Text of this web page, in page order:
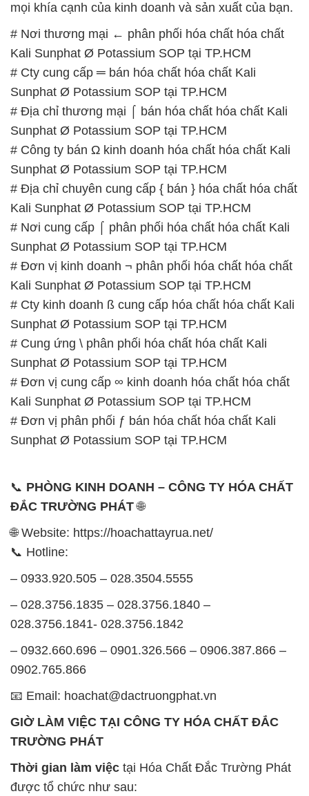
mọi khía cạnh của kinh doanh và sản xuất của bạn.
# Nơi thương mại ← phân phối hóa chất hóa chất
Kali Sunphat Ø Potassium SOP tại TP.HCM
# Cty cung cấp ═ bán hóa chất hóa chất Kali
Sunphat Ø Potassium SOP tại TP.HCM
# Địa chỉ thương mại ⌠ bán hóa chất hóa chất Kali
Sunphat Ø Potassium SOP tại TP.HCM
# Công ty bán Ω kinh doanh hóa chất hóa chất Kali
Sunphat Ø Potassium SOP tại TP.HCM
# Địa chỉ chuyên cung cấp { bán } hóa chất hóa chất
Kali Sunphat Ø Potassium SOP tại TP.HCM
# Nơi cung cấp ⌠ phân phối hóa chất hóa chất Kali
Sunphat Ø Potassium SOP tại TP.HCM
# Đơn vị kinh doanh ¬ phân phối hóa chất hóa chất
Kali Sunphat Ø Potassium SOP tại TP.HCM
# Cty kinh doanh ß cung cấp hóa chất hóa chất Kali
Sunphat Ø Potassium SOP tại TP.HCM
# Cung ứng \ phân phối hóa chất hóa chất Kali
Sunphat Ø Potassium SOP tại TP.HCM
# Đơn vị cung cấp ∞ kinh doanh hóa chất hóa chất
Kali Sunphat Ø Potassium SOP tại TP.HCM
# Đơn vị phân phối ƒ bán hóa chất hóa chất Kali
Sunphat Ø Potassium SOP tại TP.HCM
📞 PHÒNG KINH DOANH – CÔNG TY HÓA CHẤT
ĐẮC TRƯỜNG PHÁT🌐
🌐 Website: https://hoachattayrua.net/
📞 Hotline:
– 0933.920.505 – 028.3504.5555
– 028.3756.1835 – 028.3756.1840 –
028.3756.1841- 028.3756.1842
– 0932.660.696 – 0901.326.566 – 0906.387.866 –
0902.765.866
📧 Email: hoachat@dactruongphat.vn
GIỜ LÀM VIỆC TẠI CÔNG TY HÓA CHẤT ĐẮC
TRƯỜNG PHÁT
Thời gian làm việc tại Hóa Chất Đắc Trường Phát
được tổ chức như sau: